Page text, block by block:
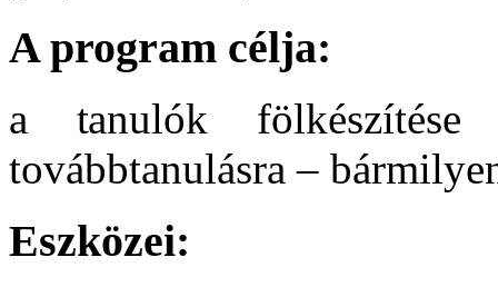
A program célja:
a tanulók
továbbtanulásra –
Eszközei: